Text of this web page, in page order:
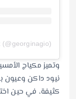
(@georginagio)
وتميز مكياج
نيود داكن
كثيفة، في حين